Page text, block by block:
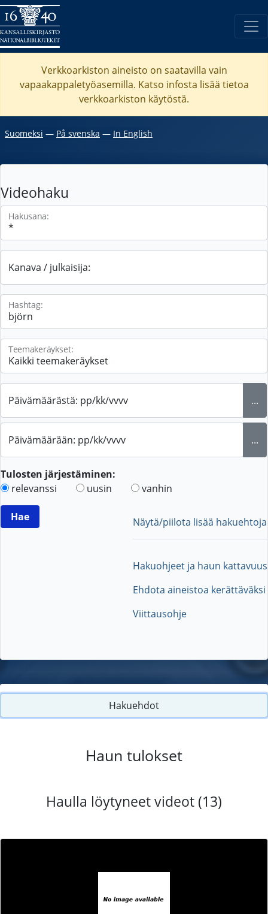
Verkkoarkiston aineisto on saatavilla vain
vapaakappaletyöasemilla. Katso infosta lisää tietoa
verkkoarkiston käytöstä.
Suomeksi ― På svenska ― In English
Videohaku
Hakusana:
Kanava / julkaisija:
Hashtag:
Teemakeräykset:
Päivämäärästä: pp/kk/vvvv ...
Päivämäärään: pp/kk/vvvv ...
Tulosten järjestäminen:
relevanssi
uusin vanhin
Näytä/piilota lisää hakuehtoja
Hakuohjeet ja haun kattavuus
Ehdota aineistoa kerättäväksi
Viittausohje
Hakuehdot
Haun tulokset
Haulla löytyneet videot (13)